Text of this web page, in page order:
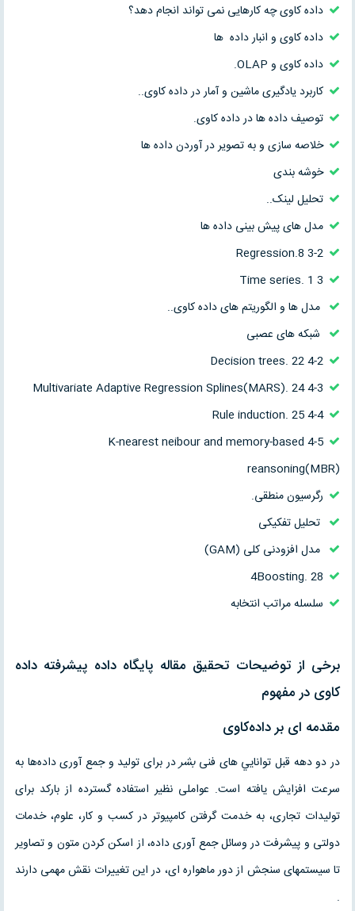
داده کاوی چه کارهایی نمی تواند انجام دهد؟
داده کاوی و انبار داده ها
داده کاوی و OLAP.
کاربرد یادگیری ماشین و آمار در داده کاوی..
توصیف داده ها در داده کاوی.
خلاصه سازی و به تصویر در آوردن داده ها
خوشه بندی
تحلیل لینک..
مدل های پیش بینی داده ها
3-2 Regression.8
3 Time series. 1
مدل ها و الگوریتم های داده کاوی..
شبکه های عصبی
4-2 Decision trees. 22
4-3 Multivariate Adaptive Regression Splines(MARS). 24
4-4 Rule induction. 25
4-5 K-nearest neibour and memory-based
reansoning(MBR)
رگرسیون منطقی.
تحلیل تفکیکی
مدل افزودنی کلی (GAM)
4Boosting. 28
سلسله مراتب انتخابه
برخی از توضیحات تحقیق مقاله پایگاه داده پیشرفته داده
کاوی در مفهوم
مقدمه ای بر داده‌کاوی
در دو دهه قبل توانايي های فنیبشردر برای توليد و جمع آوری داده‌ها به
سرعت افزايش يافته است. عواملی نظير استفاده گسترده از بارکد برای
توليدات تجاری، به خدمت گرفتن کامپيوتر در کسب و کار، علوم، خدمات
دولتی و پيشرفت در وسائل جمع آوری داده، از اسکن کردن متون و تصاوير
تا سيستمهای سنجش از دور ماهواره ای، در اين تغييرات نقش مهمی دارند
.